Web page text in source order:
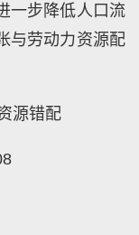
一步降低人口流
与劳动力资源配
源错配